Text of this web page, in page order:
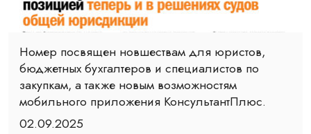
Номер посвящен новшествам для юристов,
бюджетных бухгалтеров и специалистов по
закупкам, а также новым возможностям
мобильного приложения КонсультантПлюс.
02.09.2025